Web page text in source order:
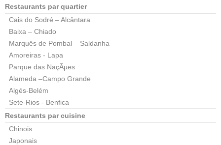
Restaurants par quartier
Cais do Sodré – Alcântara
Baixa – Chiado
Marquês de Pombal – Saldanha
Amoreiras - Lapa
Parque das NaçÃµes
Alameda –Campo Grande
Algés-Belém
Sete-Rios - Benfica
Restaurants par cuisine
Chinois
Japonais